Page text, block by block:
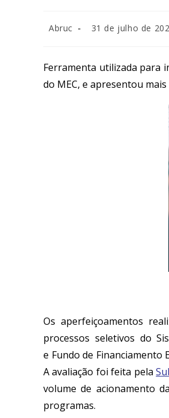
Abruc 31 de julho de
Ferramenta utilizada para
do MEC, e apresentou
Os aperfeiçoamentos
processos seletivos do
e Fundo de Financiamento
A avaliação foi feita pela
volume de acionamento
programas.